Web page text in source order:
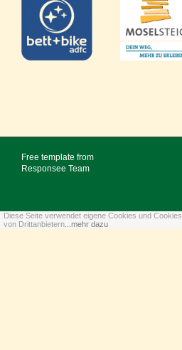
Free template from
Responsee Team
Diese Seite verwendet eigene Cookies und Cookies
von Drittanbietern ...mehr dazu